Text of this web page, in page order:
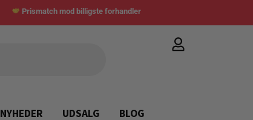
Prismatch mod billigste forhandler
NYHEDER UDSALG BLOG